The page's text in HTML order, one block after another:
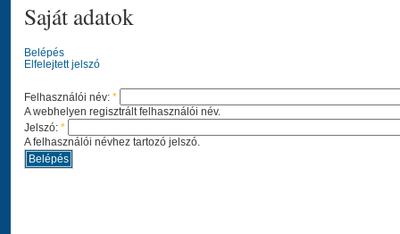
Saját adatok
Belépés
Elfelejtett jelszó
Felhasználói név: *
A webhelyen regisztrált felhasználói név.
Jelszó: *
A felhasználói névhez tartozó jelszó.